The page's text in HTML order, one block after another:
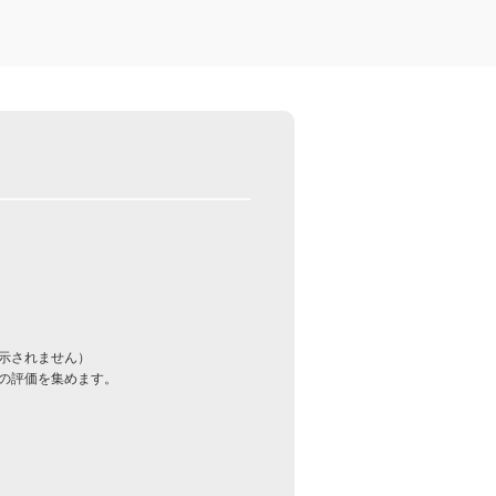
されません）
価を集めます。